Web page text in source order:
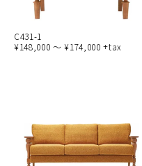
C431-1
¥148,000 ～ ¥174,000 +tax